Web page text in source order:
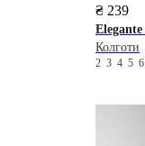
₴ 239
Elegante
Колготи
2 3 4 5 6